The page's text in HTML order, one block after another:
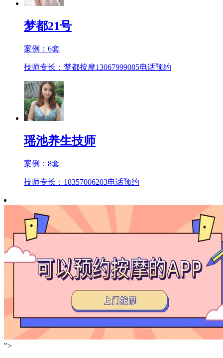
梦都21号
案例： 6套
技师专长：梦都按摩13067999085电话预约
瑶池养生技师
案例： 8套
技师专长：18357006203电话预约
">